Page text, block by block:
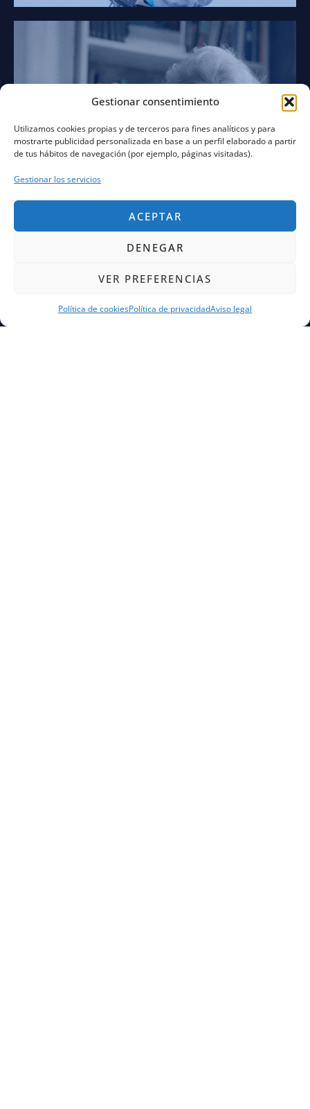
Gestionar consentimiento
Utilizamos cookies propias y de terceros para fines analíticos y para
mostrarte publicidad personalizada en base a un perfil elaborado a partir
de tus hábitos de navegación (por ejemplo, páginas visitadas).
Gestionar los servicios
ACEPTAR
DENEGAR
VER PREFERENCIAS
Política de cookiesPolítica de privacidadAviso legal